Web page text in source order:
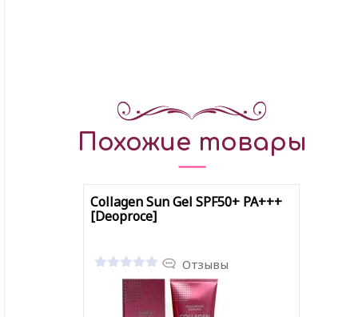
Похожие товары
Collagen Sun Gel SPF50+ PA+++
[Deoproce]
Отзывы